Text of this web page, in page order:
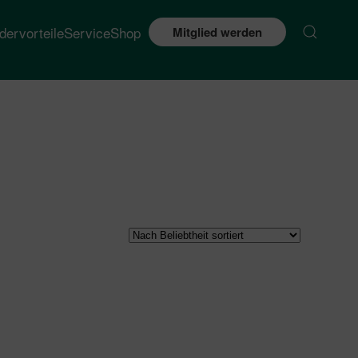
ServiceShop Mitglied werden